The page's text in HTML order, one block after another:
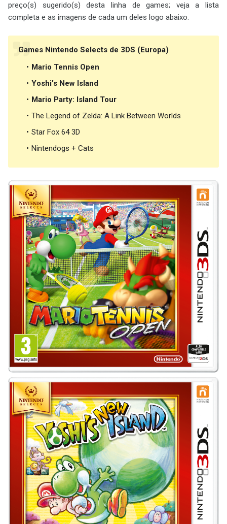
preço(s) sugerido(s) desta linha de games; veja a lista
completa e as imagens de cada um deles logo abaixo.
Games Nintendo Selects de 3DS (Europa)
Mario Tennis Open
Yoshi's New Island
Mario Party: Island Tour
The Legend of Zelda: A Link Between Worlds
Star Fox 64 3D
Nintendogs + Cats